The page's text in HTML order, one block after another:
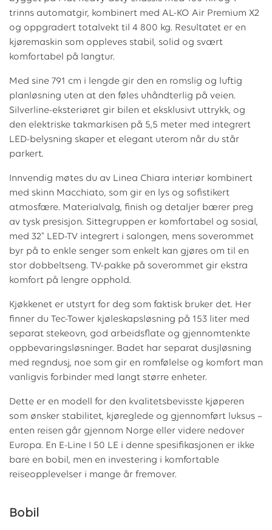
trinns automatgir, kombinert med AL-KO Air Premium X2
og oppgradert totalvekt til 4 800 kg. Resultatet er en
kjøremaskin som oppleves stabil, solid og svært
komfortabel på langtur.
Med sine 791 cm i lengde gir den en romslig og luftig
planløsning uten at den føles uhåndterlig på veien.
Silverline-eksteriøret gir bilen et eksklusivt uttrykk, og
den elektriske takmarkisen på 5,5 meter med integrert
LED-belysning skaper et elegant uterom når du står
parkert.
Innvendig møtes du av Linea Chiara interiør kombinert
med skinn Macchiato, som gir en lys og sofistikert
atmosfære. Materialvalg, finish og detaljer bærer preg
av tysk presisjon. Sittegruppen er komfortabel og sosial,
med 32" LED-TV integrert i salongen, mens soverommet
byr på to enkle senger som enkelt kan gjøres om til en
stor dobbeltseng. TV-pakke på soverommet gir ekstra
komfort på lengre opphold.
Kjøkkenet er utstyrt for deg som faktisk bruker det. Her
finner du Tec-Tower kjøleskapsløsning på 153 liter med
separat stekeovn, god arbeidsflate og gjennomtenkte
oppbevaringsløsninger. Badet har separat dusjløsning
med regndusj, noe som gir en romfølelse og komfort man
vanligvis forbinder med langt større enheter.
Dette er en modell for den kvalitetsbevisste kjøperen
som ønsker stabilitet, kjøreglede og gjennomført luksus –
enten reisen går gjennom Norge eller videre nedover
Europa. En E-Line I 50 LE i denne spesifikasjonen er ikke
bare en bobil, men en investering i komfortable
reiseopplevelser i mange år fremover.
Bobil